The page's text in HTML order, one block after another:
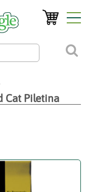
Cat Piletina